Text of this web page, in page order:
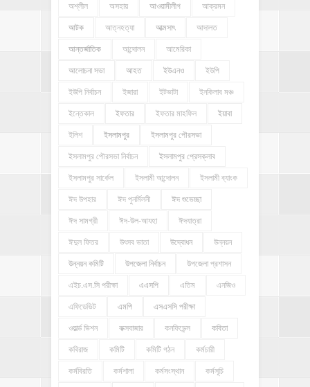
অশ্লীল অসহায় আওয়ামীলীগ আক্রমন
আটক আত্নহত্যা আত্মসাৎ আদালত
আন্তর্জাতিক আন্দোলন আমেরিকা
আলোচনা সভা আহত ইউএনও ইউপি
ইউপি নির্বাচন ইজারা ইটভাটা ইনকিলাব মঞ্চ
ইন্তেকাল ইফতার ইফতার মাহফিল ইয়াবা
ইলিশ ইসলামপুর ইসলামপুর পৌরসভা
ইসলামপুর পৌরসভা নির্বাচন ইসলামপুর প্রেসক্লাব
ইসলামপুর সার্কেল ইসলামী আন্দোলন ইসলামী ব্যাংক
ঈদ উপহার ঈদ পুনর্মিলনী ঈদ শুভেচ্ছা
ঈদ সামগ্রী ঈদ-উল-আযহা ঈদযাত্রা
ঈদুল ফিতর উৎসব ভাতা উদ্বোধন উন্নয়ন
উন্নয়ন কমিটি উপজেলা নির্বাচন উপজেলা প্রশাসন
এইচ.এস.সি পরীক্ষা এএসপি এতিম এনজিও
এফিডেভিট এমপি এসএসসি পরীক্ষা
ওয়ার্ল্ড ভিশন কক্সবাজার কনফিডেন্স কবিতা
কবিরাজ কমিটি কমিটি গঠন কর্মচারী
কর্মবিরতি কর্মশালা কর্মসংস্থান কর্মসূচি